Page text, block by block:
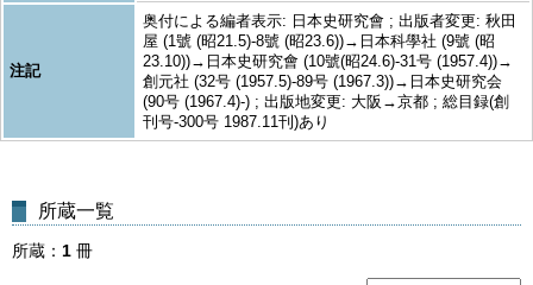
注記
奥付による編者表示: 日本史研究會 ; 出版者変更: 秋田
屋 (1號 (昭21.5)-8號 (昭23.6))→日本科學社 (9號 (昭
23.10))→日本史研究會 (10號(昭24.6)-31号 (1957.4))→
創元社 (32号 (1957.5)-89号 (1967.3))→日本史研究会
(90号 (1967.4)-) ; 出版地変更: 大阪→京都 ; 総目録(創
刊号-300号 1987.11刊)あり
所蔵一覧
所蔵 1 冊